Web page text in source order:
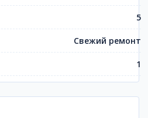
5
Свежий ремонт
1